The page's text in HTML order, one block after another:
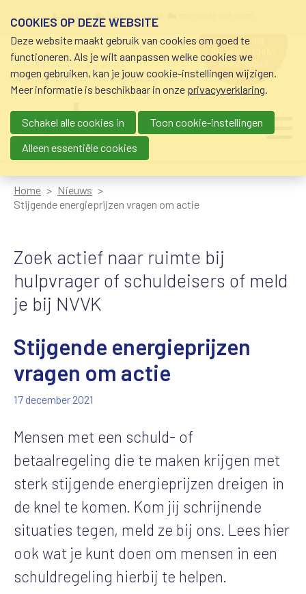
schuldhulp • sociaal krediet •
budgetbeheer • beschermingsbewind
hulp nodig
bij geldzorgen?
0800-8115.nl
Main navigation
Home
Nieuws
Stijgende energieprijzen vragen om actie
Zoek actief naar ruimte bij
hulpvrager of schuldeisers of meld
je bij NVVK
Stijgende energieprijzen
vragen om actie
17 december 2021
Mensen met een schuld- of
betaalregeling die te maken krijgen met
sterk stijgende energieprijzen dreigen in
de knel te komen. Kom jij schrijnende
situaties tegen, meld ze bij ons. Lees hier
ook wat je kunt doen om mensen in een
schuldregeling hierbij te helpen.
COOKIES OP DEZE WEBSITE
Deze website maakt gebruik van cookies om goed te
functioneren. Als je wilt aanpassen welke cookies we
mogen gebruiken, kan je jouw cookie-instellingen wijzigen.
Meer informatie is beschikbaar in onze privacyverklaring.
Schakel alle cookies in
Toon cookie-instellingen
Alleen essentiële cookies